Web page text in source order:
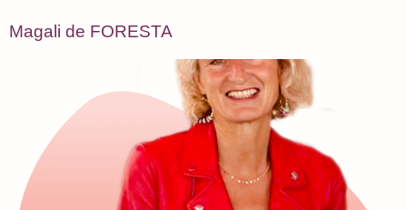
Magali de FORESTA